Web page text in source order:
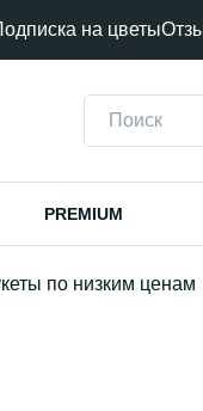
на цветы
PREMIUM
по низким ценам